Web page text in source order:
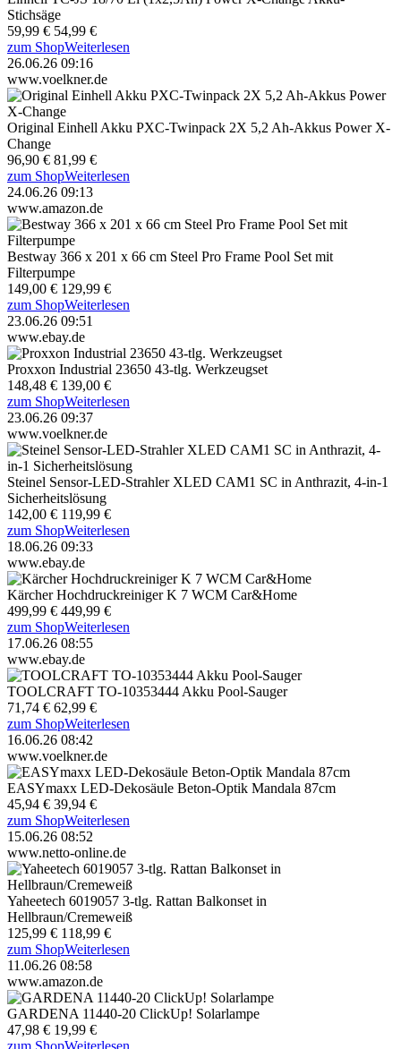
Stichsäge
59,99 € 54,99 €
zum ShopWeiterlesen
26.06.26 09:16
www.voelkner.de
Original Einhell Akku PXC-Twinpack 2X 5,2 Ah-Akkus Power X-
Change
96,90 € 81,99 €
zum ShopWeiterlesen
24.06.26 09:13
www.amazon.de
Bestway 366 x 201 x 66 cm Steel Pro Frame Pool Set mit
Filterpumpe
149,00 € 129,99 €
zum ShopWeiterlesen
23.06.26 09:51
www.ebay.de
Proxxon Industrial 23650 43-tlg. Werkzeugset
148,48 € 139,00 €
zum ShopWeiterlesen
23.06.26 09:37
www.voelkner.de
Steinel Sensor-LED-Strahler XLED CAM1 SC in Anthrazit, 4-in-1
Sicherheitslösung
142,00 € 119,99 €
zum ShopWeiterlesen
18.06.26 09:33
www.ebay.de
Kärcher Hochdruckreiniger K 7 WCM Car&Home
499,99 € 449,99 €
zum ShopWeiterlesen
17.06.26 08:55
www.ebay.de
TOOLCRAFT TO-10353444 Akku Pool-Sauger
71,74 € 62,99 €
zum ShopWeiterlesen
16.06.26 08:42
www.voelkner.de
EASYmaxx LED-Dekosäule Beton-Optik Mandala 87cm
45,94 € 39,94 €
zum ShopWeiterlesen
15.06.26 08:52
www.netto-online.de
Yaheetech 6019057 3-tlg. Rattan Balkonset in
Hellbraun/Cremeweiß
125,99 € 118,99 €
zum ShopWeiterlesen
11.06.26 08:58
www.amazon.de
GARDENA 11440-20 ClickUp! Solarlampe
47,98 € 19,99 €
zum ShopWeiterlesen